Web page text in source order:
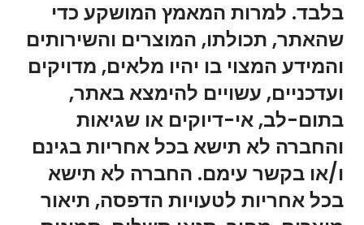
בלבד. למרות המאמץ המושקע כדי
שהאתר, תכולתו, המוצרים והשירותים
והמידע המצוי בו יהיו מלאים, מדויקים
ועדכניים, עשויים להימצא באתר,
בתום-לב, אי-דיוקים או שגיאות
והחברה לא תישא בכל אחריות בגינם
ו/או בקשר עימם. החברה לא תישא
בכל אחריות לטעויות הדפסה, תיאור